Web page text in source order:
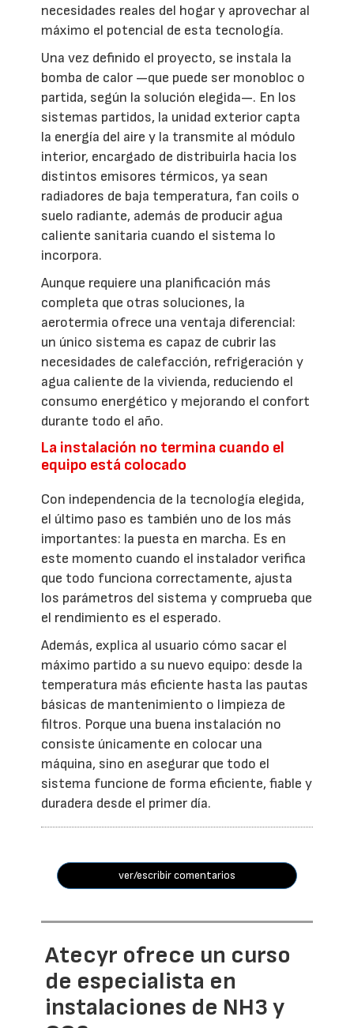
necesidades reales del hogar y aprovechar al
máximo el potencial de esta tecnología.
Una vez definido el proyecto, se instala la
bomba de calor —que puede ser monobloc o
partida, según la solución elegida—. En los
sistemas partidos, la unidad exterior capta
la energía del aire y la transmite al módulo
interior, encargado de distribuirla hacia los
distintos emisores térmicos, ya sean
radiadores de baja temperatura, fan coils o
suelo radiante, además de producir agua
caliente sanitaria cuando el sistema lo
incorpora.
Aunque requiere una planificación más
completa que otras soluciones, la
aerotermia ofrece una ventaja diferencial:
un único sistema es capaz de cubrir las
necesidades de calefacción, refrigeración y
agua caliente de la vivienda, reduciendo el
consumo energético y mejorando el confort
durante todo el año.
La instalación no termina cuando el
equipo está colocado
Con independencia de la tecnología elegida,
el último paso es también uno de los más
importantes: la puesta en marcha. Es en
este momento cuando el instalador verifica
que todo funciona correctamente, ajusta
los parámetros del sistema y comprueba que
el rendimiento es el esperado.
Además, explica al usuario cómo sacar el
máximo partido a su nuevo equipo: desde la
temperatura más eficiente hasta las pautas
básicas de mantenimiento o limpieza de
filtros. Porque una buena instalación no
consiste únicamente en colocar una
máquina, sino en asegurar que todo el
sistema funcione de forma eficiente, fiable y
duradera desde el primer día.
ver/escribir comentarios
Atecyr ofrece un curso
de especialista en
instalaciones de NH3 y